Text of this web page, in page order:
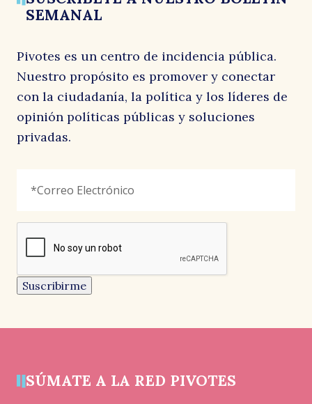
SEMANAL
señala
campo
un
campo
de
debe
Electrónico *
reCAPTCHA
Suscribirme
Pivotes es un centro de incidencia pública.
Nuestro propósito es promover y conectar
con la ciudadanía, la política y los líderes de
opinión políticas públicas y soluciones
privadas.
SÚMATE A LA RED PIVOTES